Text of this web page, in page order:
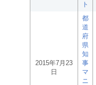
ト
2015年7月23
日
都
道
府
県
知
事
マ
ニ